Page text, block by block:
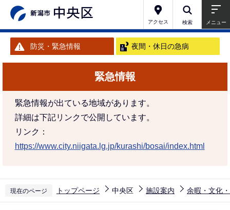
ジ
先
アクセス 検索 メニュー
防災・緊急情報 夜間・休日の急病
緊急情報
緊急情報が出ている地域があります。
詳細は下記リンクで公開しています。
リンク：
https://www.city.niigata.lg.jp/kurashi/bosai/index.html
現在のページ トップページ 中央区 施設案内 余暇・文化